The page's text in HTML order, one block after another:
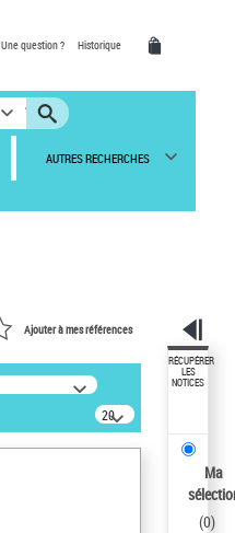
Une question ? Historique
AUTRES RECHERCHES
Ajouter à mes références
20
résultats/page
RÉCUPÉRER
LES
NOTICES
Ma
(0)